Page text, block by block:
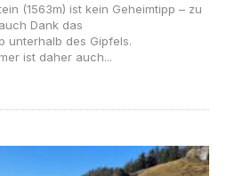
(1563m) ist kein Geheimtipp – zu
Dank das
unterhalb des Gipfels.
ist daher auch...